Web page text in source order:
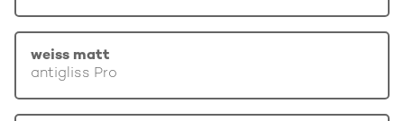
weiss matt
antigliss Pro